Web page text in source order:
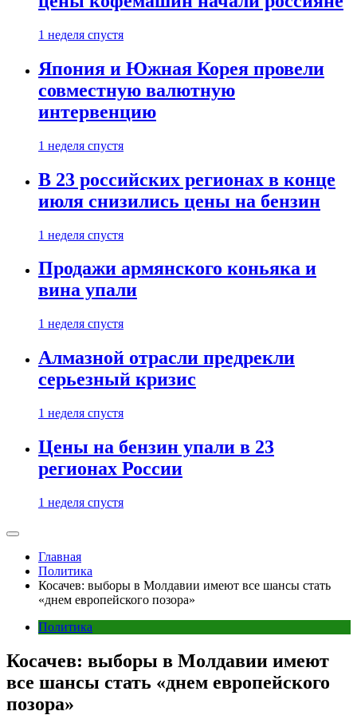
1 неделя спустя
Япония и Южная Корея провели
совместную валютную
интервенцию
1 неделя спустя
В 23 российских регионах в конце
июля снизились цены на бензин
1 неделя спустя
Продажи армянского коньяка и
вина упали
1 неделя спустя
Алмазной отрасли предрекли
серьезный кризис
1 неделя спустя
Цены на бензин упали в 23
регионах России
1 неделя спустя
Главная
Политика
Косачев: выборы в Молдавии имеют все шансы стать
«днем европейского позора»
Политика
Косачев: выборы в Молдавии имеют
все шансы стать «днем европейского
позора»